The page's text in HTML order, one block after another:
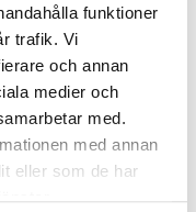
funktioner
trafik. Vi
och annan
medier och
med.
med annan
eller som de har